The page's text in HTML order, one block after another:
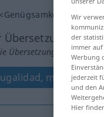
<Genügsamkeit
Übersetzungen
Übersetzung anklicken/
modestia
Wir
der
immer
Werbung
jederzeit
und den
Hier